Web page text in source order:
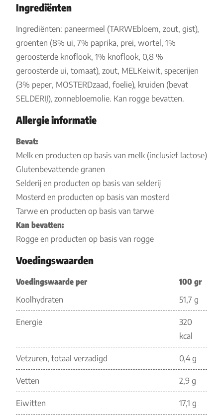
Ingrediënten
Ingrediënten: paneermeel (TARWEbloem, zout, gist),
groenten (8% ui, 7% paprika, prei, wortel, 1%
geroosterde knoflook, 1% knoflook, 0,8 %
geroosterde ui, tomaat), zout, MELKeiwit, specerijen
(3% peper, MOSTERDzaad, foelie), kruiden (bevat
SELDERIJ), zonnebloemolie. Kan rogge bevatten.
Allergie informatie
Bevat:
Melk en producten op basis van melk (inclusief lactose)
Glutenbevattende granen
Selderij en producten op basis van selderij
Mosterd en producten op basis van mosterd
Tarwe en producten op basis van tarwe
Kan bevatten:
Rogge en producten op basis van rogge
Voedingswaarden
Voedingswaarde per
100 gr
Koolhydraten
51,7 g
Energie
320
kcal
Vetzuren, totaal verzadigd 0,4 g
Vetten 2,9 g
Eiwitten 17,1 g